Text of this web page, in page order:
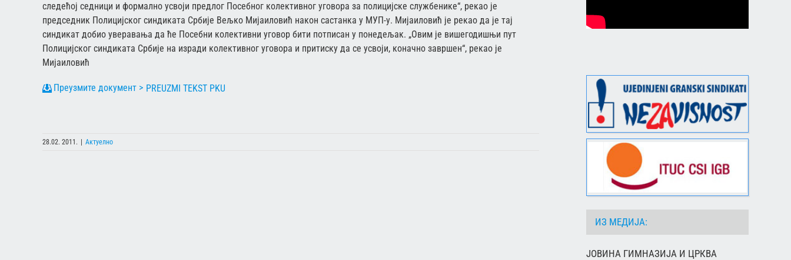
следећој седници и формално усвоји предлог Посебног колективног уговора за полицијске службенике“, рекао је
председник Полицијског синдиката Србије Вељко Мијаиловић након састанка у МУП-у. Мијаиловић је рекао да је тај
синдикат добио уверавања да ће Посебни колективни уговор бити потписан у понедељак. „Овим је вишегодишњи пут
Полицијског синдиката Србије на изради колективног уговора и притиску да се усвоји, коначно завршен“, рекао је
Мијаиловић
PREUZMI TEKST PKU
28.02. 2011. Актуелно
ИЗ МЕДИЈА:
ЈОВИНА ГИМНАЗИЈА И ЦРКВА